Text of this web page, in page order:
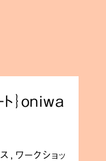
｝oniwa
, ワークショッ